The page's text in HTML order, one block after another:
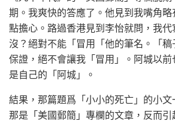
期。我爽快的答應了。他見到我嘴角
點擔心。路過香港見到李怡就問，我代
沒？絕對不能「冒用「他的筆名。「
保證，絕不會讓我「冒用」。阿城以
是自己的「阿城」。
結果，那篇題爲「小小的死亡」的小文
那是「美國郵簡」專欄的文章，反而